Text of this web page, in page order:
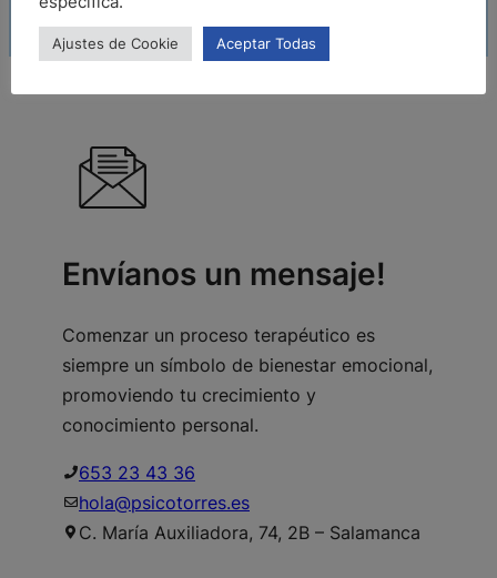
Envíanos un mensaje!
Comenzar un proceso terapéutico es
siempre un símbolo de bienestar emocional,
promoviendo tu crecimiento y
conocimiento personal.
653 23 43 36
hola@psicotorres.es
C. María Auxiliadora, 74, 2B – Salamanca
Ajustes de Cookie Aceptar Todas